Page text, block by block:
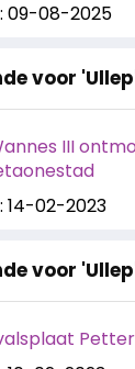
09-08-2025
voor
III
14-02-2023
voor
Petter